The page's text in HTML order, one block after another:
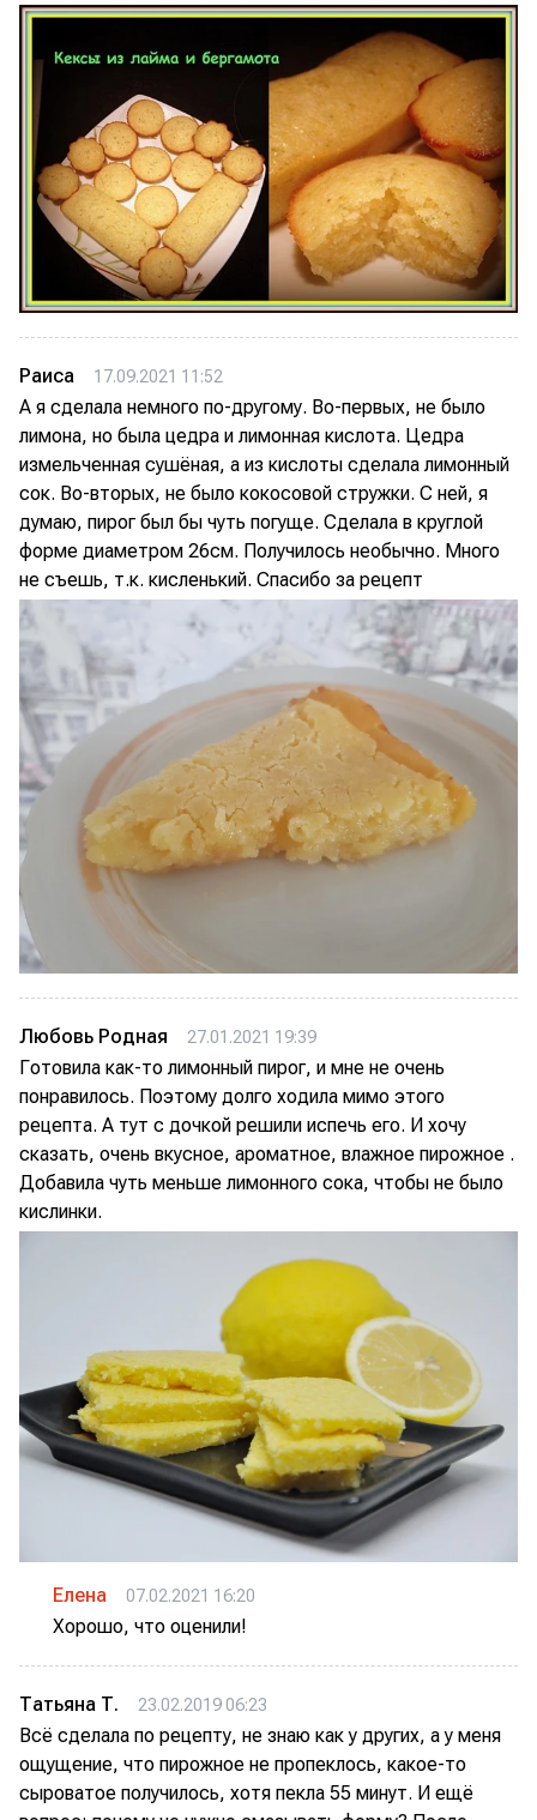
Раиса 17.09.2021 11:52
А я сделала немного по-другому. Во-первых, не было
лимона, но была цедра и лимонная кислота. Цедра
измельченная сушёная, а из кислоты сделала лимонный
сок. Во-вторых, не было кокосовой стружки. С ней, я
думаю, пирог был бы чуть погуще. Сделала в круглой
форме диаметром 26см. Получилось необычно. Много
не съешь, т.к. кисленький. Спасибо за рецепт
Любовь Родная 27.01.2021 19:39
Готовила как-то лимонный пирог, и мне не очень
понравилось. Поэтому долго ходила мимо этого
рецепта. А тут с дочкой решили испечь его. И хочу
сказать, очень вкусное, ароматное, влажное пирожное .
Добавила чуть меньше лимонного сока, чтобы не было
кислинки.
Елена 07.02.2021 16:20
Хорошо, что оценили!
Татьяна Т. 23.02.2019 06:23
Всё сделала по рецепту, не знаю как у других, а у меня
ощущение, что пирожное не пропеклось, какое-то
сыроватое получилось, хотя пекла 55 минут. И ещё